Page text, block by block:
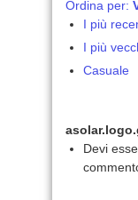
Ordina per:
I più
I più
Casuale
Devi